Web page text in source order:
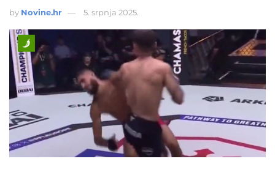
by Novine.hr 5. srpnja 2025.